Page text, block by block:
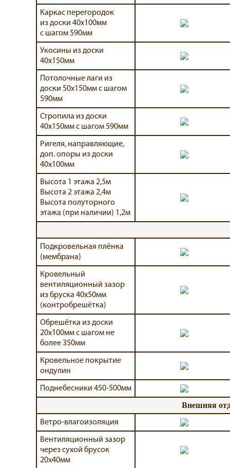
Каркас перегородок
из доски 40х100мм
с шагом 590мм
Укосины из доски
40х150мм
Потолочные лаги из
доски 50х150мм с шагом
590мм
Стропила из доски
40х150мм с шагом 590мм
Ригеля, направляющие,
доп. опоры из доски
40х100мм
Высота 1 этажа 2,5м
Высота 2 этажа 2,4м
Высота полуторного
этажа (при наличии) 1,2м
Подкровельная плёнка
(мембрана)
Кровельный
вентиляционный зазор
из бруска 40х50мм
(контробрешётка)
Обрешётка из доски
20х100мм с шагом не
более 350мм
Кровельное покрытие
ондулин
Поднебесники 450-500мм
Внешняя
Ветро-влагоизоляция
Вентиляционный зазор
через сухой брусок
20х40мм